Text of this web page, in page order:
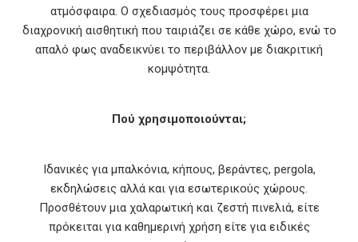
ατμόσφαιρα. Ο σχεδιασμός τους προσφέρει μια
διαχρονική αισθητική που ταιριάζει σε κάθε χώρο, ενώ το
απαλό φως αναδεικνύει το περιβάλλον με διακριτική
κομψότητα.
Πού χρησιμοποιούνται;
Ιδανικές για μπαλκόνια, κήπους, βεράντες, pergola,
εκδηλώσεις αλλά και για εσωτερικούς χώρους.
Προσθέτουν μια χαλαρωτική και ζεστή πινελιά, είτε
πρόκειται για καθημερινή χρήση είτε για ειδικές